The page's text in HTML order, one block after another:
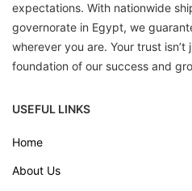
expectations. With nationwide
governorate in Egypt, we
wherever you are. Your trust
foundation of our success and
USEFUL LINKS
Home
About Us